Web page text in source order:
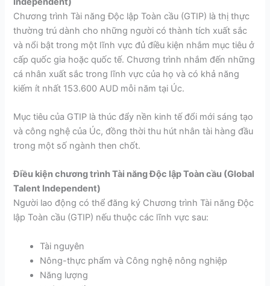
Chương trình Tài năng Độc lập Toàn cầu (GTIP) là thị thực
thường trú dành cho những người có thành tích xuất sắc
và nổi bật trong một lĩnh vực đủ điều kiện nhắm mục tiêu ở
cấp quốc gia hoặc quốc tế. Chương trình nhắm đến những
cá nhân xuất sắc trong lĩnh vực của họ và có khả năng
kiếm ít nhất 153.600 AUD mỗi năm tại Úc.
Mục tiêu của GTIP là thúc đẩy nền kinh tế đổi mới sáng tạo
và công nghệ của Úc, đồng thời thu hút nhân tài hàng đầu
trong một số ngành then chốt.
Điều kiện chương trình Tài năng Độc lập Toàn cầu (Global
Talent Independent)
Người lao động có thể đăng ký Chương trình Tài năng Độc
lập Toàn cầu (GTIP) nếu thuộc các lĩnh vực sau:
Tài nguyên
Nông-thực phẩm và Công nghệ nông nghiệp
Năng lượng